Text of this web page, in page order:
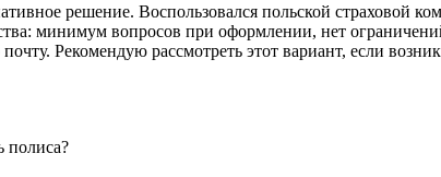
решение. Воспользовался польской страховой
минимум вопросов при оформлении, нет
Рекомендую рассмотреть этот вариант, если
полиса?